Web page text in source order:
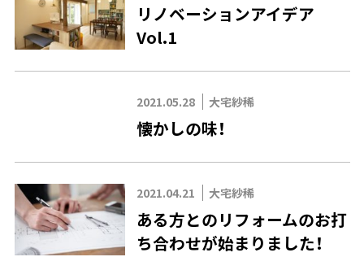
リノベーションアイデア
Vol.1
2021.05.28 大宅紗稀
懐かしの味！
2021.04.21 大宅紗稀
ある方とのリフォームのお打
ち合わせが始まりました！